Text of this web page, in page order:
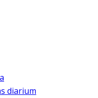
diarium